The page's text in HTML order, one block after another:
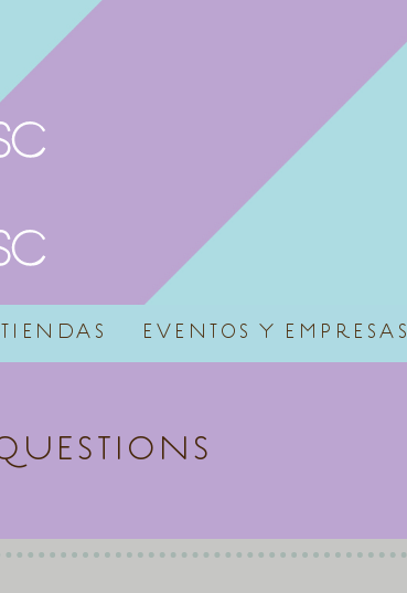
TIENDAS EVENTOS Y EMPRESAS